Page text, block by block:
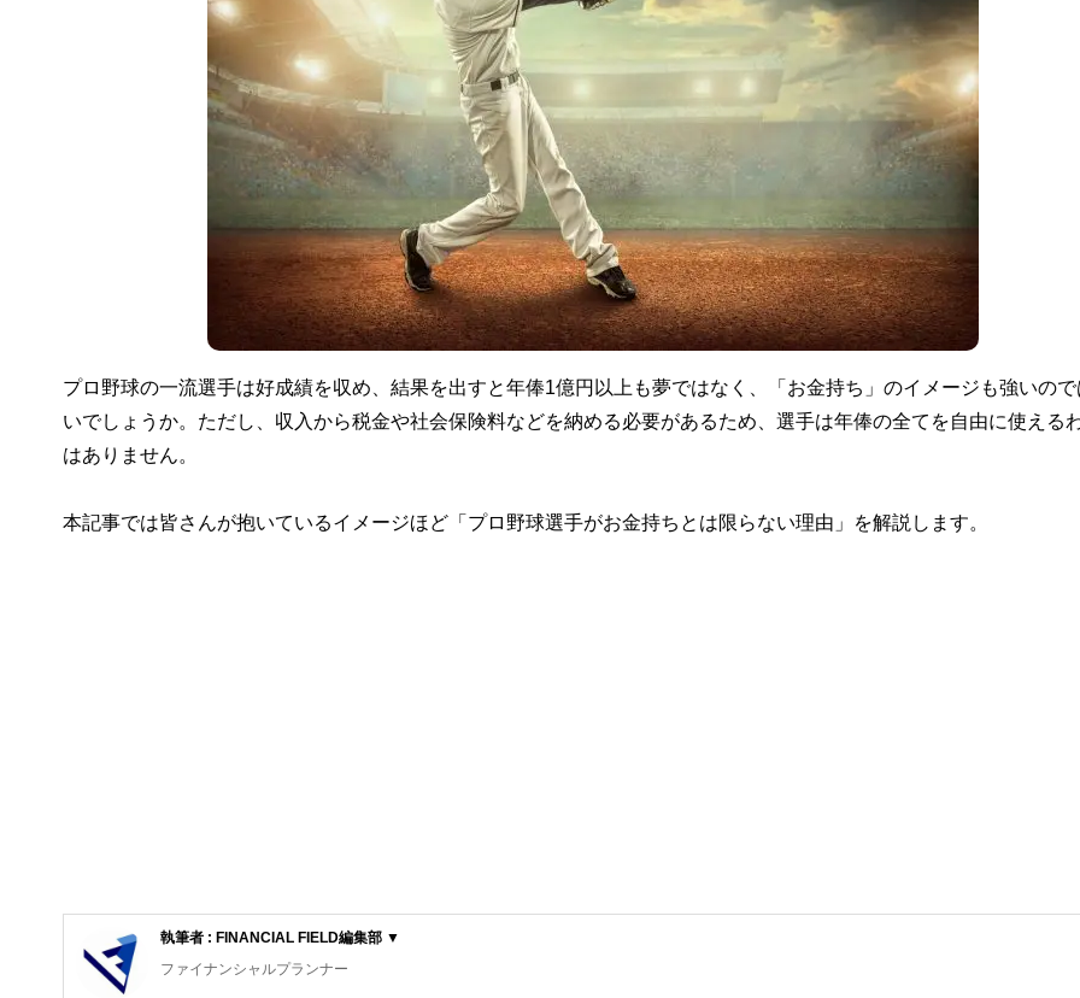
プロ野球の一流選手は好成績を収め、結果を出すと年俸1億円以上も夢ではなく、「お金持ち」のイメージも強いので
いでしょうか。ただし、収入から税金や社会保険料などを納める必要があるため、選手は年俸の全てを自由に使える
はありません。
本記事では皆さんが抱いているイメージほど「プロ野球選手がお金持ちとは限らない理由」を解説します。
執筆者 : FINANCIAL FIELD編集部 ▼
ファイナンシャルプランナー